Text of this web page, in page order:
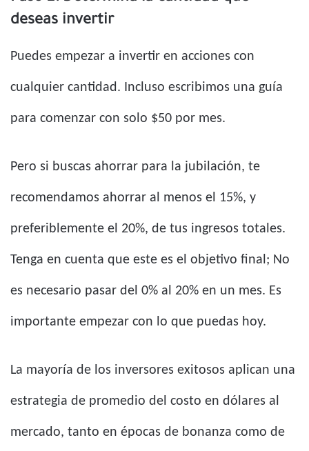
deseas invertir
Puedes empezar a invertir en acciones con
cualquier cantidad. Incluso escribimos una guía
para comenzar con solo $50 por mes.
Pero si buscas ahorrar para la jubilación, te
recomendamos ahorrar al menos el 15%, y
preferiblemente el 20%, de tus ingresos totales.
Tenga en cuenta que este es el objetivo final; No
es necesario pasar del 0% al 20% en un mes. Es
importante empezar con lo que puedas hoy.
La mayoría de los inversores exitosos aplican una
estrategia de promedio del costo en dólares al
mercado, tanto en épocas de bonanza como de